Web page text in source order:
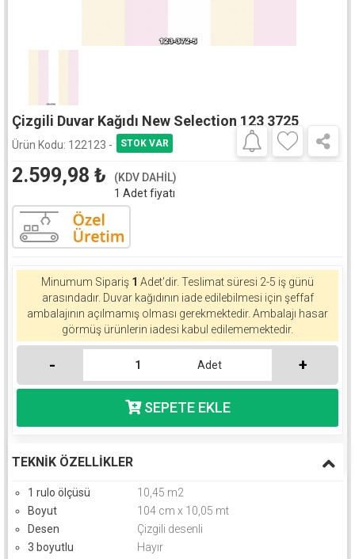
Çizgili Duvar Kağıdı New Selection 123 3725
Ürün Kodu: 122123 -
2.599,98 ₺
(KDV DAHİL)
1 Adet fiyatı
Minumum Sipariş 1 Adet'dir. Teslimat süresi 2-5 iş günü
arasındadır. Duvar kağıdının iade edilebilmesi için şeffaf
ambalajının açılmamış olması gerekmektedir. Ambalajı hasar
görmüş ürünlerin iadesi kabul edilememektedir.
- Adet +
TEKNIK ÖZELLIKLER
1 rulo ölçüsü
10,45 m2
Boyut
104 cm x 10,05 mt
Desen
Çizgili desenli
3 boyutlu
Hayır